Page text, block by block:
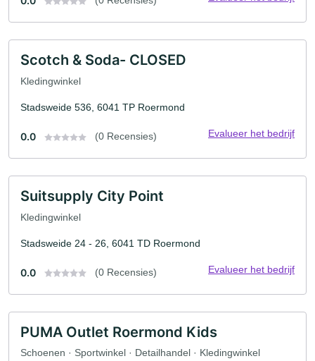
Scotch & Soda- CLOSED
Kledingwinkel
Stadsweide 536, 6041 TP Roermond
0.0 (0 Recensies) Evalueer het bedrijf
Suitsupply City Point
Kledingwinkel
Stadsweide 24 - 26, 6041 TD Roermond
0.0 (0 Recensies) Evalueer het bedrijf
PUMA Outlet Roermond Kids
Schoenen · Sportwinkel · Detailhandel · Kledingwinkel